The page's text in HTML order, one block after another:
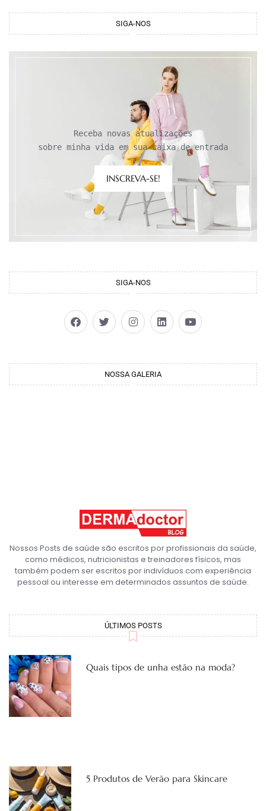
SIGA-NOS
Receba novas atualizações
sobre minha vida em sua caixa de entrada
INSCREVA-SE!
SIGA-NOS
NOSSA GALERIA
Nossos Posts de saúde são escritos por profissionais da saúde,
como médicos, nutricionistas e treinadores físicos, mas
também podem ser escritos por indivíduos com experiência
pessoal ou interesse em determinados assuntos de saúde.
ÚLTIMOS POSTS
Quais tipos de unha estão na moda?
5 Produtos de Verão para Skincare